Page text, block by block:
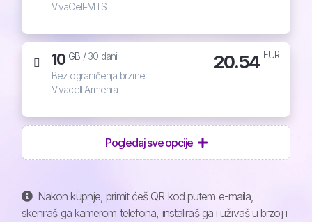
VivaCell-MTS
10 GB /30 dani
Bez ograničenja brzine
Vivacell Armenia
20.54 EUR
Pogledaj sve opcije
Nakon kupnje, primit ćeš QR kod putem e-maila,
skeniraš ga kamerom telefona, instaliraš ga i uživaš u brzoj i